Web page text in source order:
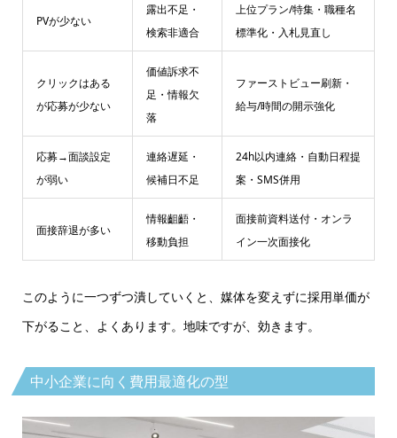
PVが少ない
露出不足・
検索非適合
上位プラン/特集・職種名
標準化・入札見直し
クリックはある
が応募が少ない
価値訴求不
足・情報欠
落
ファーストビュー刷新・
給与/時間の開示強化
応募→面談設定
が弱い
連絡遅延・
候補日不足
24h以内連絡・自動日程提
案・SMS併用
面接辞退が多い
情報齟齬・
移動負担
面接前資料送付・オンラ
イン一次面接化
このように一つずつ潰していくと、媒体を変えずに採用単価が
下がること、よくあります。地味ですが、効きます。
中小企業に向く費用最適化の型